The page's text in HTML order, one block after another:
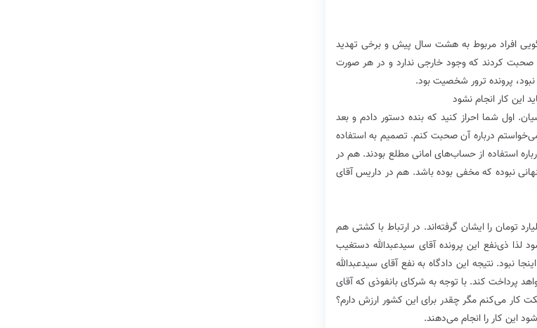
افراد مربوط به هشت سال پیش و برخی تهدید
صحبت کردند که وجود خارجی ندارد و در هر صورت
پرونده ترور شخصیت بود.
این کار انجام نشود
اول شما احراز کنید که بنده دستور دادم و بعد
درباره آن صحبت کنم. تصمیم به استفاده
استفاده از حساب‌های امانی مطلع بودند. هم در
نبوده که مخفی بوده باشد. هم در داریس آقای
گفت: آقای سیدعبدالله دستغیب ذی‌نفع اصلی این پرونده است. ۲۲۰ میلیارد تومان را ایشان گرفته‌اند. در ارتباط با کشتی هم
که جمع آن بالغ بر ۶۰۰ میلیارد تومان می‌شود لذا ذی‌نفع این پرونده آقای سیدعبدالله دستغیب
نتیجه این دادگاه به نفع آقای سیدعبدالله
را نمی‌خواهد پرداخت کند. با توجه به شرکای بانفوذی که آقای
مملکت کار می‌کنم مگر چقدر برای این کشور ارزش دارم؟